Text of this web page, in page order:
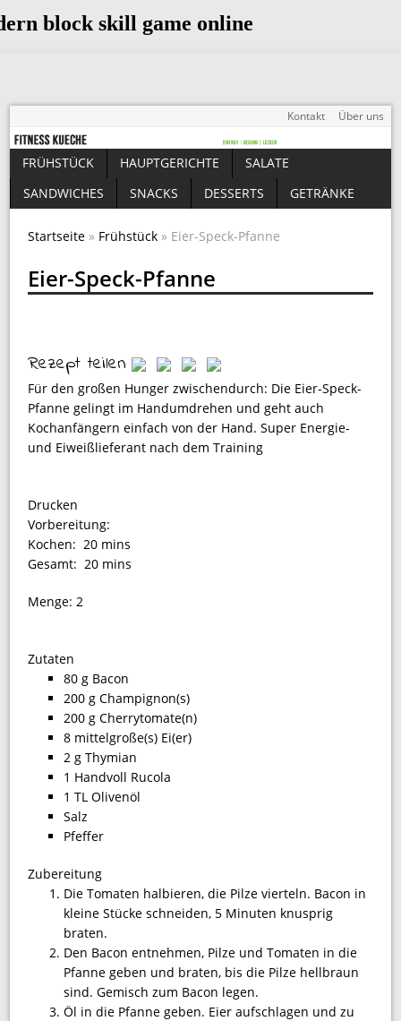
Kontakt Über uns
FRÜHSTÜCK HAUPTGERICHTE
SALATE
SANDWICHES
SNACKS DESSERTS GETRÄNKE
Startseite » Frühstück » Eier-Speck-Pfanne
Eier-Speck-Pfanne
Rezept teilen
Für den großen Hunger zwischendurch: Die Eier-Speck-
Pfanne gelingt im Handumdrehen und geht auch
Kochanfängern einfach von der Hand. Super Energie-
und Eiweißlieferant nach dem Training
Drucken
Vorbereitung:
Kochen:20 mins
Gesamt:20 mins
Menge:2
Zutaten
80 g Bacon
200 g Champignon(s)
200 g Cherrytomate(n)
8 mittelgroße(s) Ei(er)
2 g Thymian
1 Handvoll Rucola
1 TL Olivenöl
Salz
Pfeffer
Zubereitung
Die Tomaten halbieren, die Pilze vierteln. Bacon in
kleine Stücke schneiden, 5 Minuten knusprig
braten.
Den Bacon entnehmen, Pilze und Tomaten in die
Pfanne geben und braten, bis die Pilze hellbraun
sind. Gemisch zum Bacon legen.
Öl in die Pfanne geben. Eier aufschlagen und zu